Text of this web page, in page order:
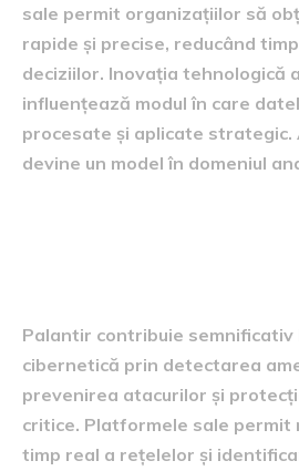
sale permit organizațiilor să
rapide și precise, reducând
deciziilor. Inovația tehnologică
influențează modul în care
procesate și aplicate
devine un model în domeniul
Palantir contribuie
cibernetică prin detectarea
prevenirea atacurilor și
critice. Platformele sale permit
timp real a rețelelor și